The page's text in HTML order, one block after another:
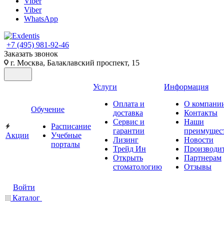
Viber
WhatsApp
+7 (495) 981-92-46
Заказать звонок
г. Москва, Балаклавский проспект, 15
Акции
Обучение
Расписание
Учебные
порталы
Услуги
Оплата и
доставка
Сервис и
гарантии
Лизинг
Трейд Ин
Открыть
стоматологию
Информация
О
Контакты
Наши
Новости
Партнерам
Отзывы
Войти
Каталог